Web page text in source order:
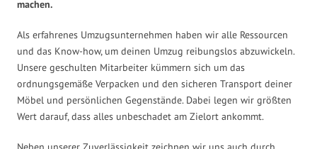
machen.
Als erfahrenes Umzugsunternehmen haben wir alle Ressourcen
und das Know-how, um deinen Umzug reibungslos abzuwickeln.
Unsere geschulten Mitarbeiter kümmern sich um das
ordnungsgemäße Verpacken und den sicheren Transport deiner
Möbel und persönlichen Gegenstände. Dabei legen wir größten
Wert darauf, dass alles unbeschadet am Zielort ankommt.